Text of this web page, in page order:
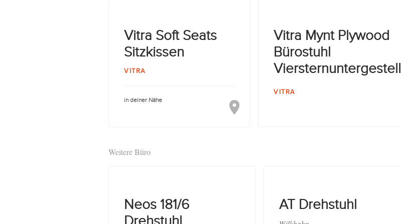
Vitra Soft Seats
Sitzkissen
VITRA
in deiner Nähe
Vitra Mynt Plywood
Bürostuhl
Viersternuntergestell
VITRA
Weitere Büro
Neos 181/6
AT Drehstuhl